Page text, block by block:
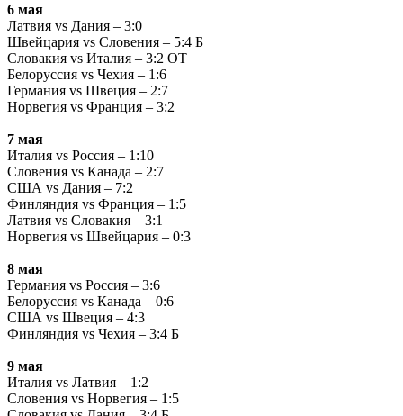
6 мая
Латвия vs Дания – 3:0
Швейцария vs Словения – 5:4 Б
Словакия vs Италия – 3:2 ОТ
Белоруссия vs Чехия – 1:6
Германия vs Швеция – 2:7
Норвегия vs Франция – 3:2
7 мая
Италия vs Россия – 1:10
Словения vs Канада – 2:7
США vs Дания – 7:2
Финляндия vs Франция – 1:5
Латвия vs Словакия – 3:1
Норвегия vs Швейцария – 0:3
8 мая
Германия vs Россия – 3:6
Белоруссия vs Канада – 0:6
США vs Швеция – 4:3
Финляндия vs Чехия – 3:4 Б
9 мая
Италия vs Латвия – 1:2
Словения vs Норвегия – 1:5